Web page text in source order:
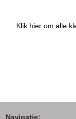
Klik hier om alle
Navigatie: